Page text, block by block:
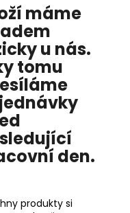
máme
u nás.
tomu
den.
produkty si